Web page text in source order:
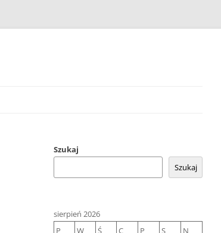
Szukaj
Szukaj
sierpień 2026
P
W Ś C P S
N